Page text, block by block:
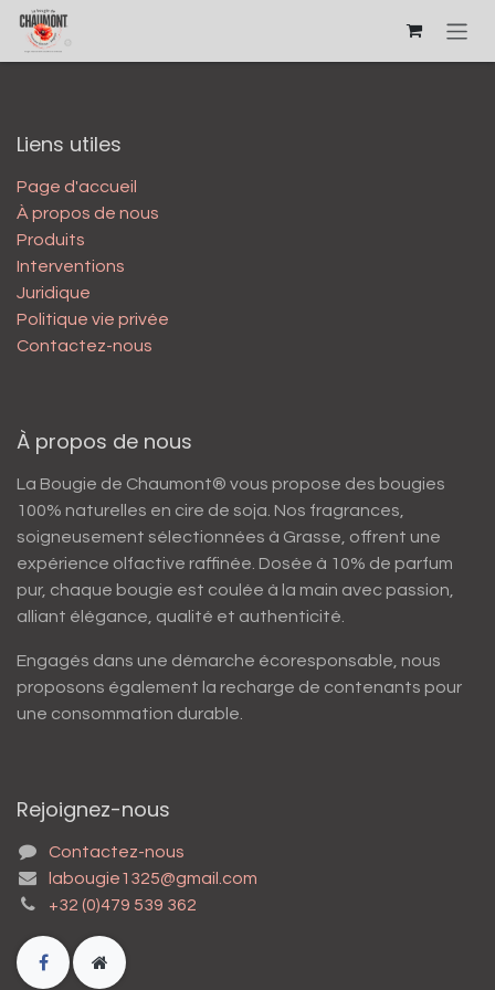
Se rendre au contenu
Liens utiles
Page d'accueil
À propos de nous
Produits
Interventions
Juridique
Politique vie privée
Contactez-nous
À propos de nous
La Bougie de Chaumont® vous propose des bougies
100% naturelles en cire de soja. Nos fragrances,
soigneusement sélectionnées à Grasse, offrent une
expérience olfactive raffinée. Dosée à 10% de parfum
pur, chaque bougie est coulée à la main avec passion,
alliant élégance, qualité et authenticité.
Engagés dans une démarche écoresponsable, nous
proposons également la recharge de contenants pour
une consommation durable.
Rejoignez-nous
Contactez-nous
labougie1325@gmail.com
+32 (0)479 539 362